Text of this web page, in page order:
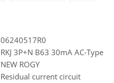
06240517R0
RKJ 3P+N B63 30mA AC-Type
NEW ROGY
Residual current circuit